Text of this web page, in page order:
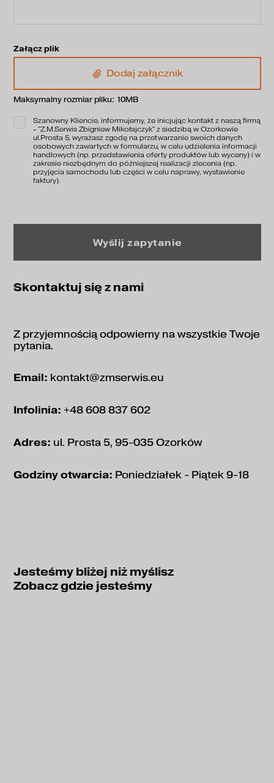
Załącz plik
Dodaj załącznik
Maksymalny rozmiar pliku: 10MB
Szanowny Kliencie, informujemy, że inicjując kontakt z naszą firmą
- "Z.M.Serwis Zbigniew Mikołajczyk" z siedzibą w Ozorkowie
ul.Prosta 5, wyrażasz zgodę na przetwarzanie swoich danych
osobowych zawartych w formularzu, w celu udzielenia informacji
handlowych (np. przedstawienia oferty produktów lub wyceny) i w
zakresie niezbędnym do późniejszej realizacji zlecenia (np.
przyjęcia samochodu lub części w celu naprawy, wystawienie
faktury).
Wyślij zapytanie
Skontaktuj się z nami
Z przyjemnością odpowiemy na wszystkie Twoje
pytania.
Email: kontakt@zmserwis.eu
Infolinia: +48 608 837 602
Adres: ul. Prosta 5, 95-035 Ozorków
Godziny otwarcia: Poniedziałek - Piątek 9-18
Jesteśmy bliżej niż myślisz
Zobacz gdzie jesteśmy